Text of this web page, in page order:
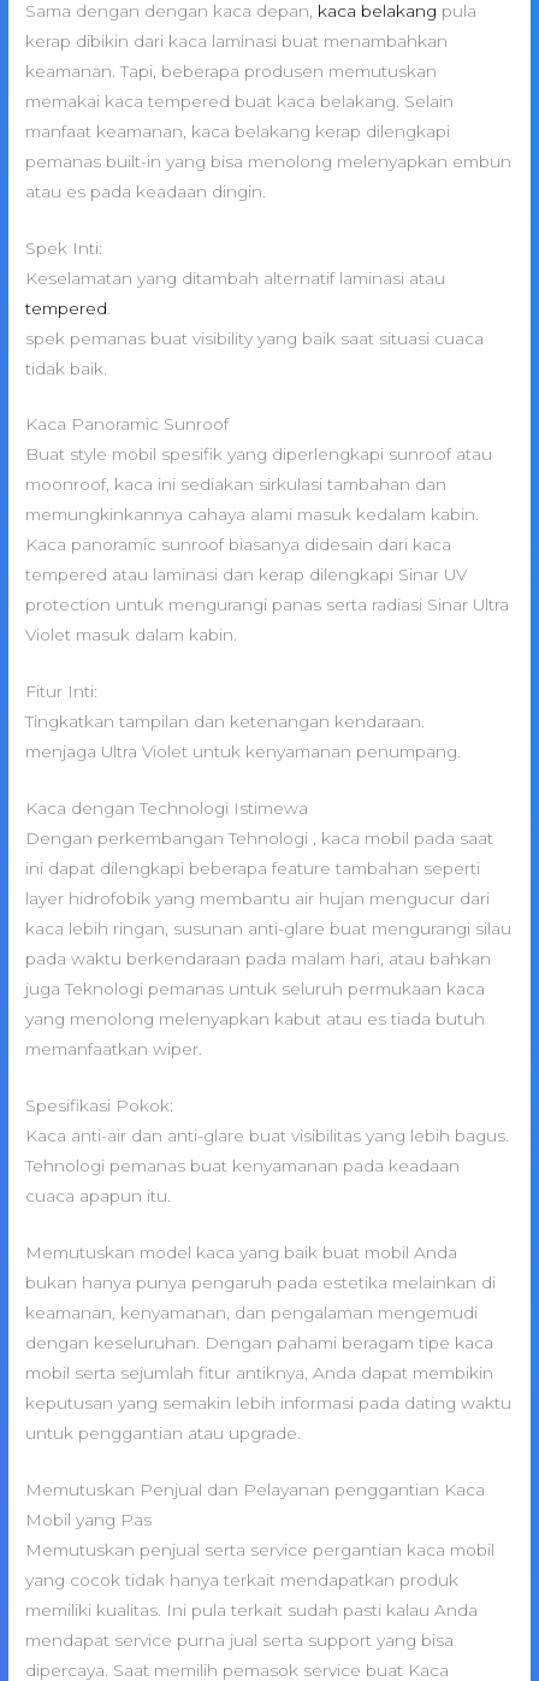
Sama dengan dengan kaca depan, kaca belakang pula
kerap dibikin dari kaca laminasi buat menambahkan
keamanan. Tapi, beberapa produsen memutuskan
memakai kaca tempered buat kaca belakang. Selain
manfaat keamanan, kaca belakang kerap dilengkapi
pemanas built-in yang bisa menolong melenyapkan embun
atau es pada keadaan dingin.
Spek Inti:
Keselamatan yang ditambah alternatif laminasi atau
tempered
spek pemanas buat visibility yang baik saat situasi cuaca
tidak baik.
Kaca Panoramic Sunroof
Buat style mobil spesifik yang diperlengkapi sunroof atau
moonroof, kaca ini sediakan sirkulasi tambahan dan
memungkinkannya cahaya alami masuk kedalam kabin.
Kaca panoramic sunroof biasanya didesain dari kaca
tempered atau laminasi dan kerap dilengkapi Sinar UV
protection untuk mengurangi panas serta radiasi Sinar Ultra
Violet masuk dalam kabin.
Fitur Inti:
Tingkatkan tampilan dan ketenangan kendaraan.
menjaga Ultra Violet untuk kenyamanan penumpang.
Kaca dengan Technologi Istimewa
Dengan perkembangan Tehnologi , kaca mobil pada saat
ini dapat dilengkapi beberapa feature tambahan seperti
layer hidrofobik yang membantu air hujan mengucur dari
kaca lebih ringan, susunan anti-glare buat mengurangi silau
pada waktu berkendaraan pada malam hari, atau bahkan
juga Teknologi pemanas untuk seluruh permukaan kaca
yang menolong melenyapkan kabut atau es tiada butuh
memanfaatkan wiper.
Spesifikasi Pokok:
Kaca anti-air dan anti-glare buat visibilitas yang lebih bagus.
Tehnologi pemanas buat kenyamanan pada keadaan
cuaca apapun itu.
Memutuskan model kaca yang baik buat mobil Anda
bukan hanya punya pengaruh pada estetika melainkan di
keamanan, kenyamanan, dan pengalaman mengemudi
dengan keseluruhan. Dengan pahami beragam tipe kaca
mobil serta sejumlah fitur antiknya, Anda dapat membikin
keputusan yang semakin lebih informasi pada dating waktu
untuk penggantian atau upgrade.
Memutuskan Penjual dan Pelayanan penggantian Kaca
Mobil yang Pas
Memutuskan penjual serta service pergantian kaca mobil
yang cocok tidak hanya terkait mendapatkan produk
memiliki kualitas. Ini pula terkait sudah pasti kalau Anda
mendapat service purna jual serta support yang bisa
dipercaya. Saat memilih pemasok service buat Kaca